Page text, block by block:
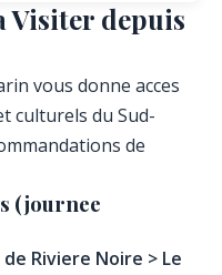
Visiter depuis
vous donne acces
culturels du Sud-
de
(journee
Riviere Noire > Le